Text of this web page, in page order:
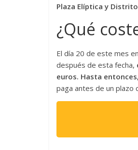
Plaza Elíptica y
¿Qué
El día 20 de este mes
después de esta fecha,
euros. Hasta
paga antes de un plazo